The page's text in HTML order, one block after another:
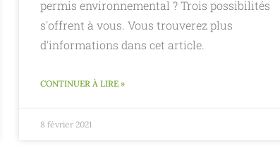
permis environnemental ? Trois possibilités
s'offrent à vous. Vous trouverez plus
d'informations dans cet article.
CONTINUER À LIRE »
8 février 2021